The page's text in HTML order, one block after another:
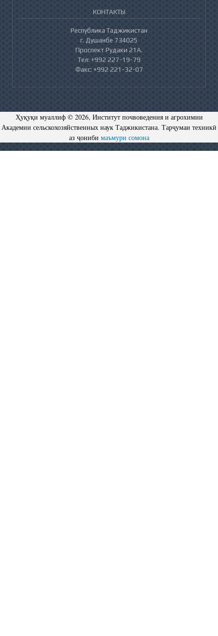
КОНТАКТЫ
Республика Таджикистан
г. Душанбе 734025
Проспект Рудаки 21А.
Тел: +992 227-19-79
Факс: +992 221-32-07
Ҳуқуқи муаллиф © 2026, Институт почвоведения и агрохимии
Академии сельскохозяйственных наук Таджикистана. Тарҷумаи техникӣ
аз ҷониби маъмури сомона